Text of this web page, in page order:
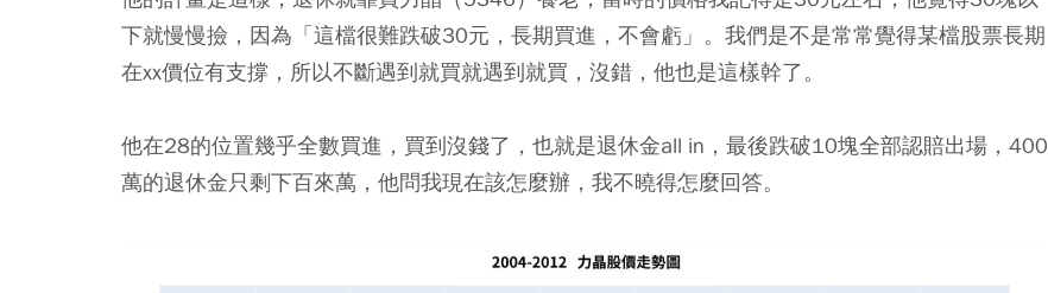
下就慢慢撿，因為「這檔很難跌破30元，長期買進，不會虧」。我們是不是常常覺得某檔股票長期
在xx價位有支撐，所以不斷遇到就買就遇到就買，沒錯，他也是這樣幹了。
他在28的位置幾乎全數買進，買到沒錢了，也就是退休金all in，最後跌破10塊全部認賠出場，400
萬的退休金只剩下百來萬，他問我現在該怎麼辦，我不曉得怎麼回答。